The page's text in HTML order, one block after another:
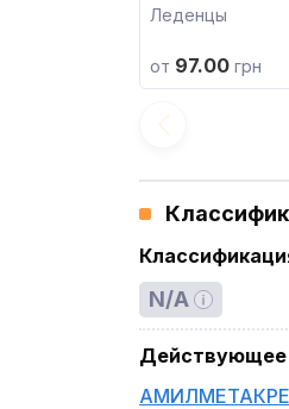
Леденцы
от 97.00 грн
N/A
Действующее